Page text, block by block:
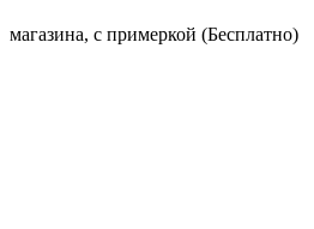
магазина, с примеркой (Бесплатно)